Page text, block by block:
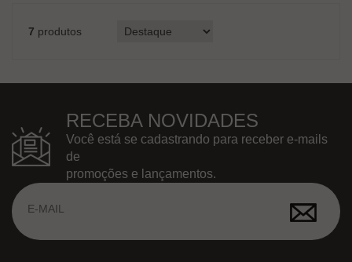
7 produtos
RECEBA NOVIDADES
Você está se cadastrando para receber e-mails
de
promoções e lançamentos.